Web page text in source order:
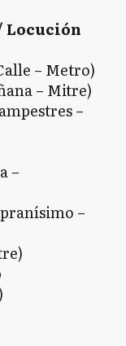
Locución
– Metro)
– Mitre)
–
–
–